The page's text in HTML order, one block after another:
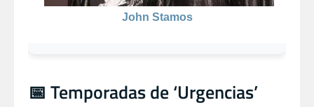
John Stamos
📅 Temporadas de ‘Urgencias’